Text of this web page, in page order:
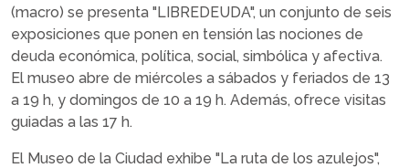
(macro) se presenta "LIBREDEUDA", un conjunto de seis
exposiciones que ponen en tensión las nociones de
deuda económica, política, social, simbólica y afectiva.
El museo abre de miércoles a sábados y feriados de 13
a 19 h, y domingos de 10 a 19 h. Además, ofrece visitas
guiadas a las 17 h.
El Museo de la Ciudad exhibe "La ruta de los azulejos",